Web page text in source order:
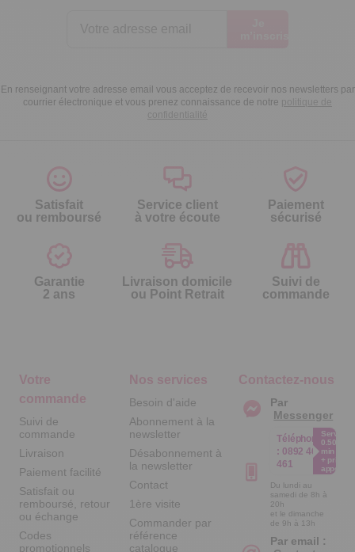
En renseignant votre adresse email vous acceptez de recevoir nos newsletters par
courrier électronique et vous prenez connaissance de notre politique de
confidentialité
Satisfait
ou remboursé
Service client
à votre écoute
Paiement
sécurisé
Garantie
2 ans
Livraison domicile
ou Point Retrait
Suivi de
commande
Votre
commande
Suivi de
commande
Livraison
Paiement facilité
Satisfait ou
remboursé, retour
ou échange
Codes
promotionnels
Nos services
Besoin d'aide
Abonnement à la
newsletter
Désabonnement à
la newsletter
Contact
1ère visite
Commander par
référence
catalogue
Contactez-nous
Par
Messenger
Téléphone
: 0892 461
461
Service
0.50€ /
min
+ prix
appel
Du lundi au
samedi de 8h à
20h
et le dimanche
de 9h à 13h
Par email :